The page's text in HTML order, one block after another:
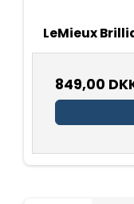
LeMieux
849,00